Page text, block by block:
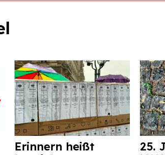
Erinnern heißt
25.